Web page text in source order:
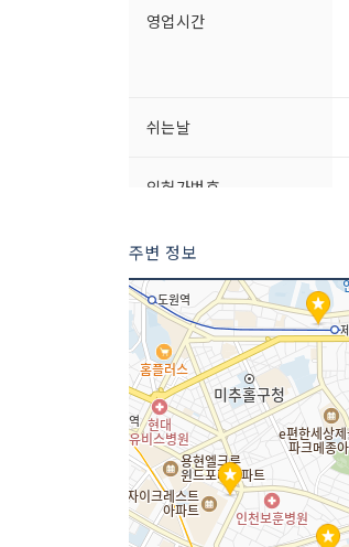
영업시간
쉬는날
인허가번호
주변 정보